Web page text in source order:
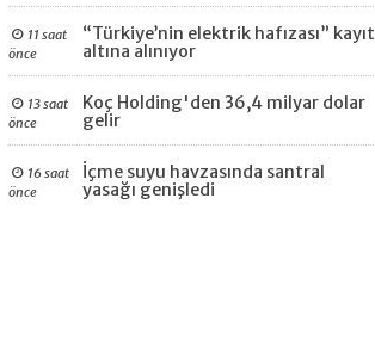
11 saat
önce
“Türkiye’nin elektrik hafızası” kayıt
altına alınıyor
13 saat
önce
Koç Holding'den 36,4 milyar dolar
gelir
16 saat
önce
İçme suyu havzasında santral
yasağı genişledi